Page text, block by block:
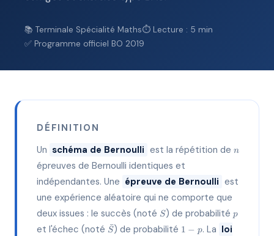
📚 Terminale Spécialité Maths⏱ Lecture : 5 min
✅ Programme officiel BO 2019
DÉFINITION
Un schéma de Bernoulli est la répétition de n
n
épreuves de Bernoulli identiques et
indépendantes. Une épreuve de Bernoulli est
une expérience aléatoire qui ne comporte que
deux issues : le succès (noté S
S) de probabilité p
p
et l'échec (noté \bar{S}
S
ˉ) de probabilité 1-1 − p. La loi